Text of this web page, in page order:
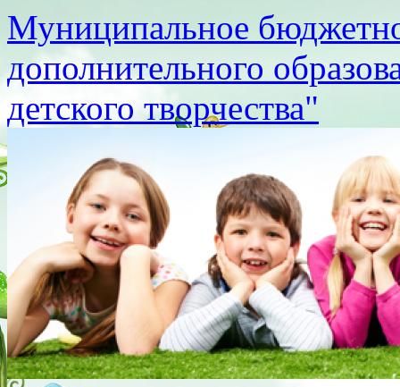
Муниципальное
дополнительного
детского творчества"